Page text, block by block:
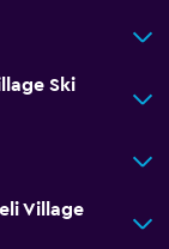
Ski
Village